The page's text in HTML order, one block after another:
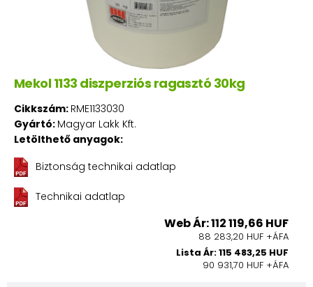
Mekol 1133 diszperziós ragasztó 30kg
Cikkszám: RME1133030
Gyártó: Magyar Lakk Kft.
Letölthető anyagok:
Biztonság technikai adatlap
Technikai adatlap
Web Ár: 112 119,66 HUF
88 283,20 HUF +ÁFA
Lista Ár: 115 483,25 HUF
90 931,70 HUF +ÁFA